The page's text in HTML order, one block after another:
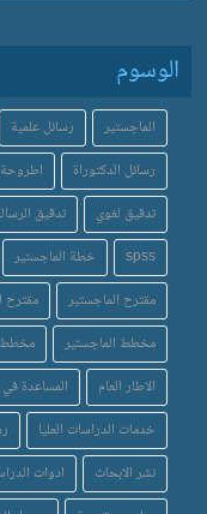
الوسوم
الماجستير رسائل علمية
رسائل الدكتوراة
تدقيق لغوي
تدقيق
spss
خطة الماجستير
مقترح الماجستير
مقترح
مخطط الماجستير
مخطط
الاطار العام
المساعدة
خدمات الدراسات العليا
نشر الابحاث
ادوات